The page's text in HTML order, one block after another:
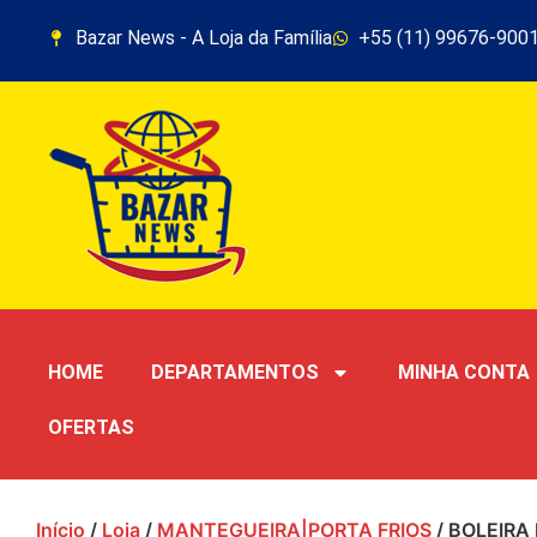
Bazar News - A Loja da Família +55 (11) 99676-9001
HOME DEPARTAMENTOS MINHA CONTA
OFERTAS
Início / Loja / MANTEGUEIRA|PORTA FRIOS /